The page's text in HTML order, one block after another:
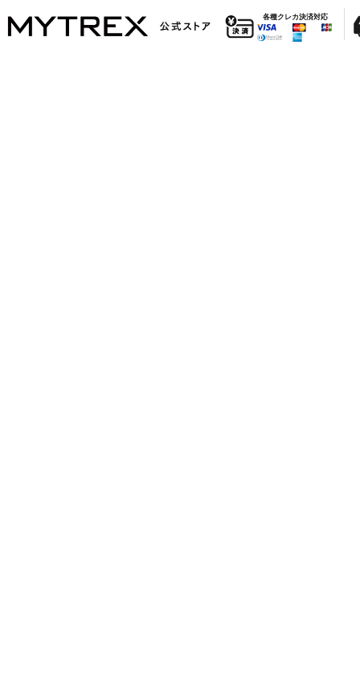
各種クレカ決済対応